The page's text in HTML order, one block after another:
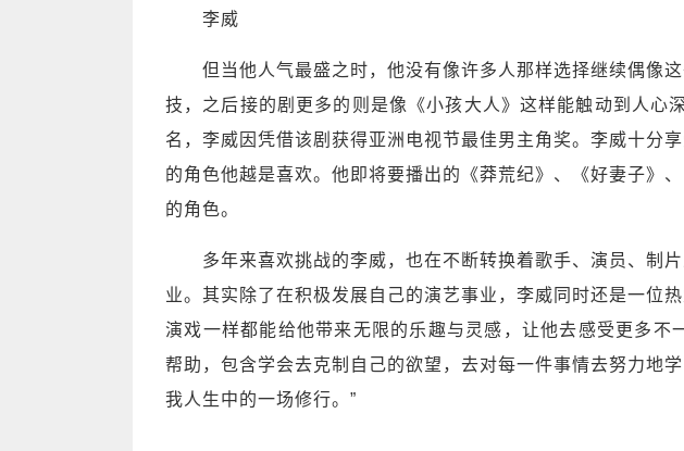
李威
但当他人气最盛之时，他没有像许多人那样选择继续偶像这
技，之后接的剧更多的则是像《小孩大人》这样能触动到人心
名，李威因凭借该剧获得亚洲电视节最佳男主角奖。李威十分
的角色他越是喜欢。他即将要播出的《莽荒纪》、《好妻子》
的角色。
多年来喜欢挑战的李威，也在不断转换着歌手、演员、制片
业。其实除了在积极发展自己的演艺事业，李威同时还是一位
演戏一样都能给他带来无限的乐趣与灵感，让他去感受更多不
帮助，包含学会去克制自己的欲望，去对每一件事情去努力地
我人生中的一场修行。”